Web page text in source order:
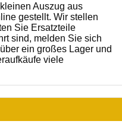
Auszug aus
gestellt. Wir stellen
Sie Ersatzteile
sind, melden Sie sich
ein großes Lager und
viele